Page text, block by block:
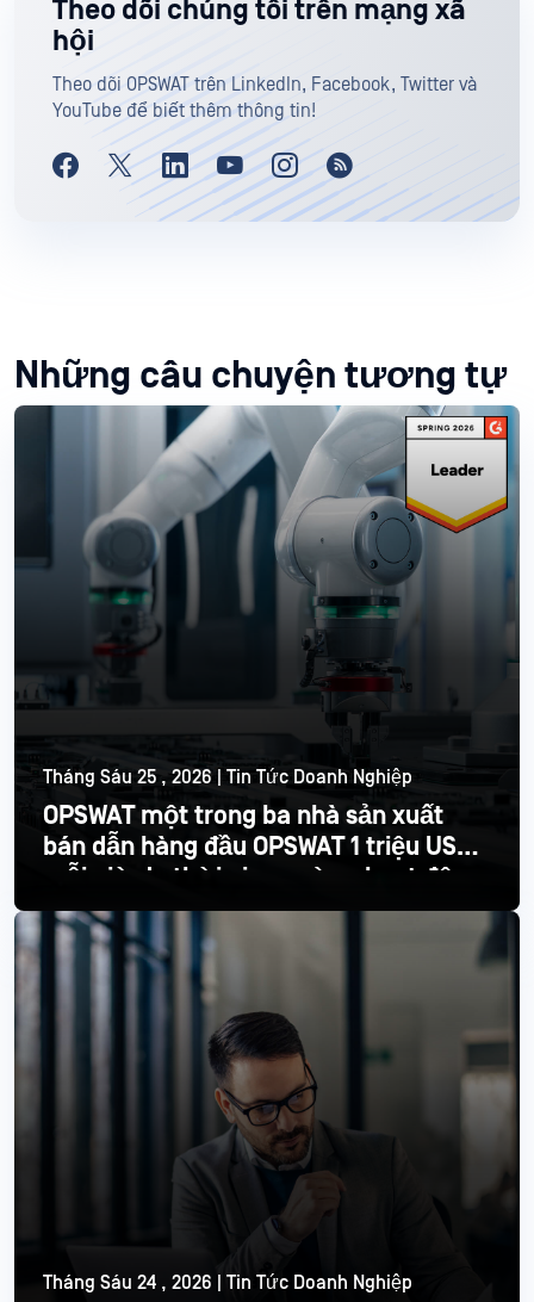
Theo dõi chúng tôi trên mạng xã
hội
Theo dõi OPSWAT trên LinkedIn, Facebook, Twitter và
YouTube để biết thêm thông tin!
Những câu chuyện tương tự
Tháng Sáu 25 , 2026 | Tin Tức Doanh Nghiệp
OPSWAT một trong ba nhà sản xuất
bán dẫn hàng đầu OPSWAT 1 triệu USD
mỗi giờ do thời gian ngừng hoạt động
Đọc thêm
Tháng Sáu 24 , 2026 | Tin Tức Doanh Nghiệp